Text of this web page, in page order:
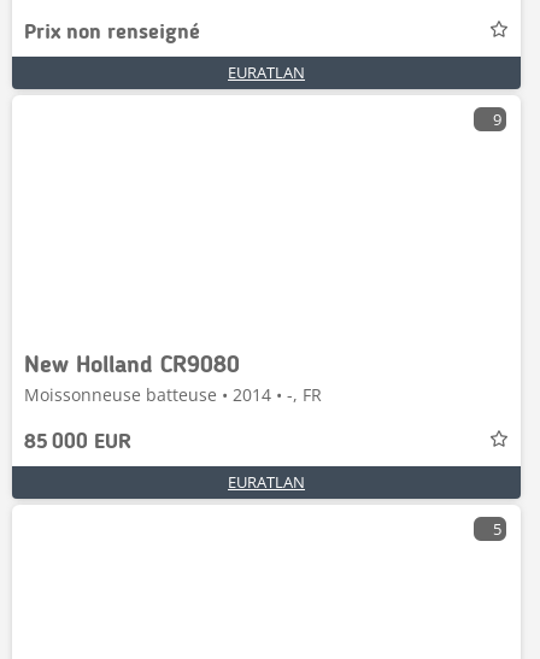
Prix non renseigné
EURATLAN
9
New Holland CR9080
Moissonneuse batteuse • 2014 • -, FR
85 000 EUR
EURATLAN
5